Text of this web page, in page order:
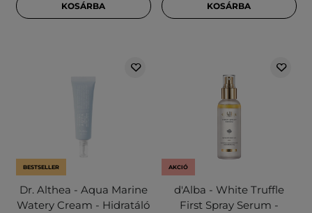
KOSÁRBA KOSÁRBA
BESTSELLER
Dr. Althea - Aqua Marine
Watery Cream - Hidratáló
AKCIÓ
d'Alba - White Truffle
First Spray Serum -